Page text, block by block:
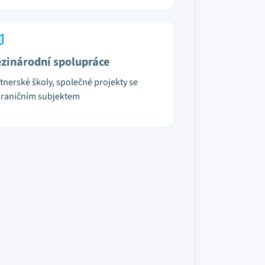
spolupráce
školy, společné projekty se
subjektem